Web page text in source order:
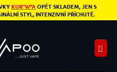
KUR"W"AOPĚT SKLADEM, JEN S
STYL, INTENZIVNÍ PŘÍCHUTĚ.